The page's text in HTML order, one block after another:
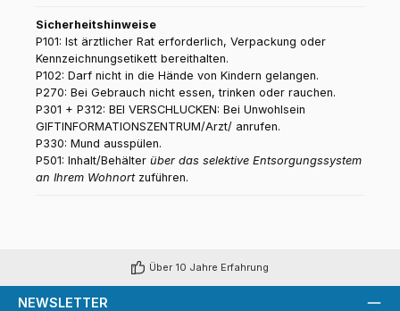
Sicherheitshinweise
P101: Ist ärztlicher Rat erforderlich, Verpackung oder
Kennzeichnungsetikett bereithalten.
P102: Darf nicht in die Hände von Kindern gelangen.
P270: Bei Gebrauch nicht essen, trinken oder rauchen.
P301 + P312: BEI VERSCHLUCKEN: Bei Unwohlsein
GIFTINFORMATIONSZENTRUM/Arzt/ anrufen.
P330: Mund ausspülen.
P501: Inhalt/Behälter über das selektive Entsorgungssystem
an Ihrem Wohnortzuführen.
Über 10 Jahre Erfahrung
NEWSLETTER